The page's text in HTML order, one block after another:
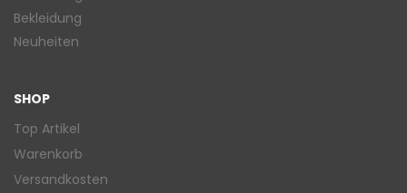
Bekleidung
Neuheiten
SHOP
Top Artikel
Warenkorb
Versandkosten